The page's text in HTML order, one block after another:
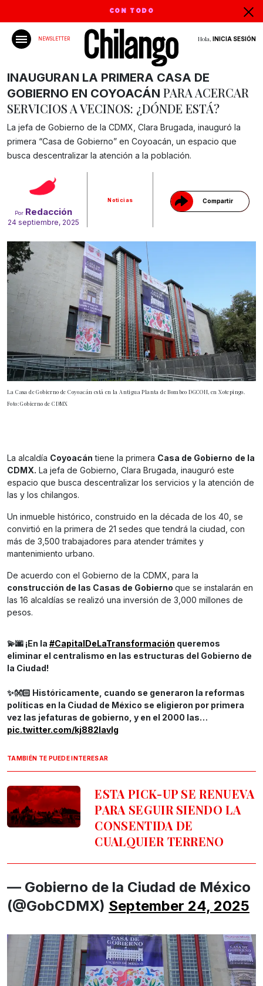
CON TODO
NEWSLETTER Hola, INICIA SESIÓN
Por Redacción
24 septiembre, 2025
Noticias Compartir
Gracias!
INAUGURAN LA PRIMERA CASA DE
GOBIERNO EN COYOACÁN PARA ACERCAR
SERVICIOS A VECINOS: ¿DÓNDE ESTÁ?
La jefa de Gobierno de la CDMX, Clara Brugada, inauguró la
primera “Casa de Gobierno” en Coyoacán, un espacio que
busca descentralizar la atención a la población.
La Casa de Gobierno de Coyoacán está en la Antigua Planta de Bombeo DGCOH, en Xotepingo.
Foto: Gobierno de CDMX
La alcaldía Coyoacán tiene la primera Casa de Gobierno de la
CDMX. La jefa de Gobierno, Clara Brugada, inauguró este
espacio que busca descentralizar los servicios y la atención de
las y los chilangos.
Un inmueble histórico, construido en la década de los 40, se
convirtió en la primera de 21 sedes que tendrá la ciudad, con
más de 3,500 trabajadores para atender trámites y
mantenimiento urbano.
De acuerdo con el Gobierno de la CDMX, para la
construcción de las Casas de Gobierno que se instalarán en
las 16 alcaldías se realizó una inversión de 3,000 millones de
pesos.
💫🌆 ¡En la #CapitalDeLaTransformación queremos
eliminar el centralismo en las estructuras del Gobierno de
la Ciudad!
✨👐🏻 Históricamente, cuando se generaron la reformas
políticas en la Ciudad de México se eligieron por primera
vez las jefaturas de gobierno, y en el 2000 las…
pic.twitter.com/kj882IavIg
TAMBIÉN TE PUEDE INTERESAR
ESTA PICK-UP SE RENUEVA
PARA SEGUIR SIENDO LA
CONSENTIDA DE
CUALQUIER TERRENO
— Gobierno de la Ciudad de México
(@GobCDMX) September 24, 2025